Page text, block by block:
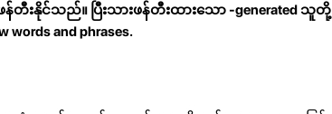
န်တီးနိုင်သည်။ ပြီးသားဖန်တီးထားသော -generated သူတို့
words and phrases.